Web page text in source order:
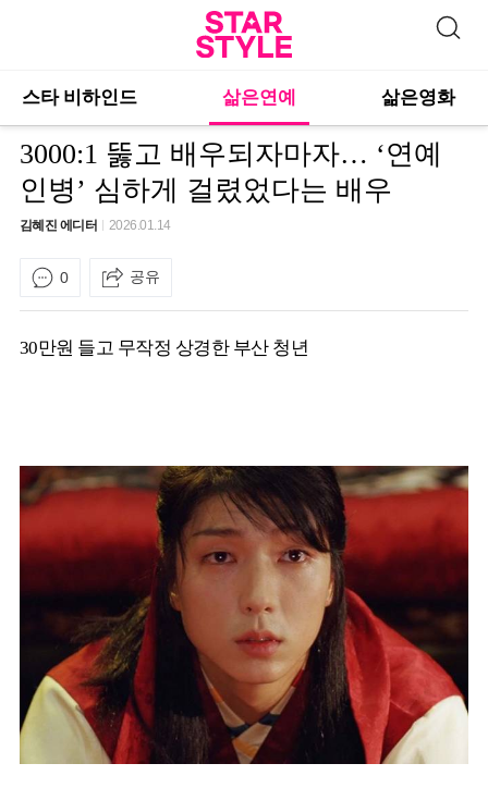
스타 비하인드 삶은연예 삶은영화
3000:1 뚫고 배우되자마자… ‘연예
인병’ 심하게 걸렸었다는 배우
김혜진 에디터 2026.01.14
0 공유
30만원 들고 무작정 상경한 부산 청년